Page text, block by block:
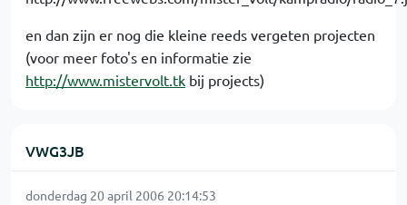
en dan zijn er nog die kleine reeds vergeten projecten
(voor meer foto's en informatie zie
http://www.mistervolt.tk bij projects)
VWG3JB
donderdag 20 april 2006 20:14:53